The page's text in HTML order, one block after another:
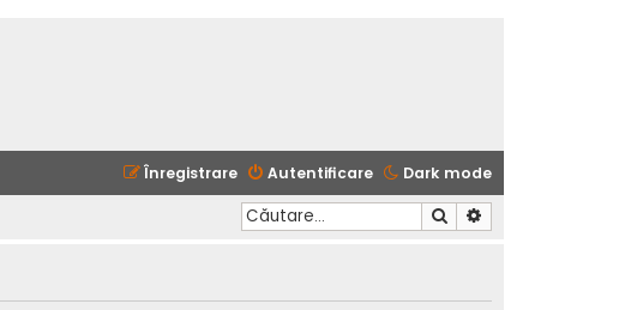
Dark mode
Autentificare
Înregistrare
Căutare